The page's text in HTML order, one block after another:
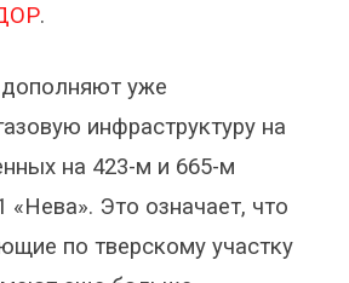
.
уже
инфраструктуру на
на 423-м и 665-м
Это означает, что
по тверскому участку